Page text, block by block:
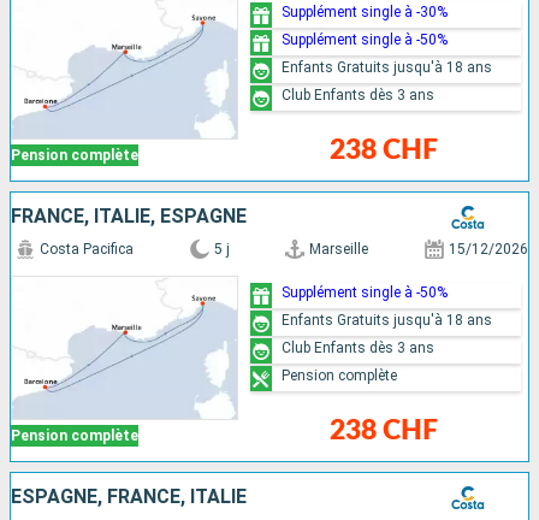
Pension complète 238 CHF
Supplément single à -30%
Supplément single à -50%
Enfants Gratuits jusqu'à 18 ans
Club Enfants dès 3 ans
FRANCE, ITALIE, ESPAGNE
Pension complète
Costa Pacifica 5 j Marseille 15/12/2026
238 CHF
Supplément single à -50%
Enfants Gratuits jusqu'à 18 ans
Club Enfants dès 3 ans
Pension complète
ESPAGNE, FRANCE, ITALIE